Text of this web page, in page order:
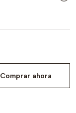
Comprar ahora